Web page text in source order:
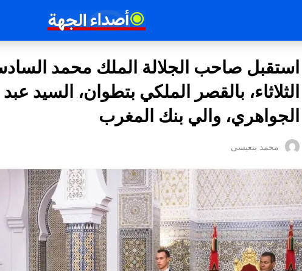
استقبل صاحب الجلالة الملك محمد
الثلاثاء، بالقصر الملكي بتطوان، السيد
الجواهري، والي بنك المغرب
محمد بنعيسى